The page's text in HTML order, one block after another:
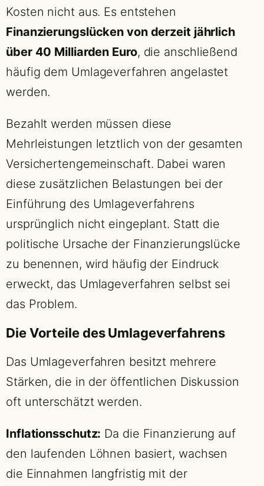
Kosten nicht aus. Es entstehen
Finanzierungslücken von derzeit jährlich
über 40 Milliarden Euro, die anschließend
häufig dem Umlageverfahren angelastet
werden.
Bezahlt werden müssen diese
Mehrleistungen letztlich von der gesamten
Versichertengemeinschaft. Dabei waren
diese zusätzlichen Belastungen bei der
Einführung des Umlageverfahrens
ursprünglich nicht eingeplant. Statt die
politische Ursache der Finanzierungslücke
zu benennen, wird häufig der Eindruck
erweckt, das Umlageverfahren selbst sei
das Problem.
Die Vorteile des Umlageverfahrens
Das Umlageverfahren besitzt mehrere
Stärken, die in der öffentlichen Diskussion
oft unterschätzt werden.
Inflationsschutz: Da die Finanzierung auf
den laufenden Löhnen basiert, wachsen
die Einnahmen langfristig mit der